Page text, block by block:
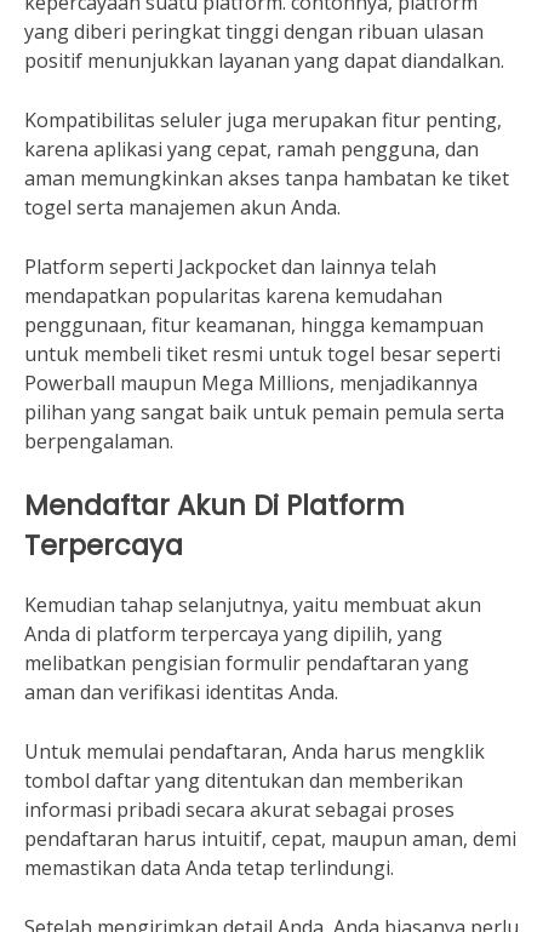
yang diberi peringkat tinggi dengan ribuan ulasan
positif menunjukkan layanan yang dapat diandalkan.
Kompatibilitas seluler juga merupakan fitur penting,
karena aplikasi yang cepat, ramah pengguna, dan
aman memungkinkan akses tanpa hambatan ke tiket
togel serta manajemen akun Anda.
Platform seperti Jackpocket dan lainnya telah
mendapatkan popularitas karena kemudahan
penggunaan, fitur keamanan, hingga kemampuan
untuk membeli tiket resmi untuk togel besar seperti
Powerball maupun Mega Millions, menjadikannya
pilihan yang sangat baik untuk pemain pemula serta
berpengalaman.
Mendaftar Akun Di Platform
Terpercaya
Kemudian tahap selanjutnya, yaitu membuat akun
Anda di platform terpercaya yang dipilih, yang
melibatkan pengisian formulir pendaftaran yang
aman dan verifikasi identitas Anda.
Untuk memulai pendaftaran, Anda harus mengklik
tombol daftar yang ditentukan dan memberikan
informasi pribadi secara akurat sebagai proses
pendaftaran harus intuitif, cepat, maupun aman, demi
memastikan data Anda tetap terlindungi.